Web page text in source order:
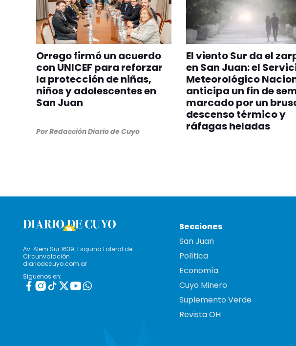
Orrego firmó un acuerdo
con UNICEF para reforzar
la protección de niñas,
niños y adolescentes en
San Juan
PorRedacción Diario de Cuyo
El viento Sur da el
en San Juan: el
Meteorológico
anticipa un fin de
marcado por un
descenso térmico y
ráfagas heladas
Av. Alem Sur 1639. Esquina Lateral de
Circunvalación
diariodecuyo.com.ar
Siguenos en:
Secciones
San Juan
Política
Economía
Cuyo Minero
Suplemento Verde
Revista OH